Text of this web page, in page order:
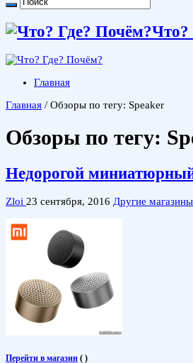
Что?
Главная
Главная / Обзоры по тегу: Speaker
Обзоры по тегу:
Недорогой
Zloi 23 сентября, 2016 Другие магазины
Перейти в магазин ( )